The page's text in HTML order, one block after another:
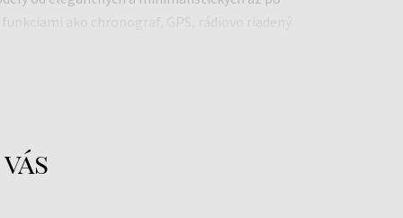
ako chronograf, GPS, rádiovo riadený
kladie dôraz na presnosť, spoľahlivosť a
ktorí vyžadujú spoľahlivý výkon a
Super Titanium, známe svojou mimoriadnou
ideálnou voľbou pre ľudí, ktorí hľadajú